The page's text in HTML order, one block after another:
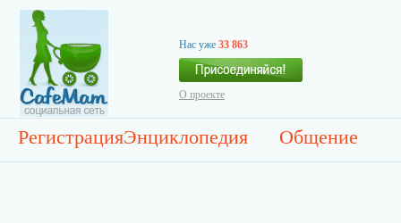
Нас уже 33 863
О проекте
РегистрацияЭнциклопедия Общение